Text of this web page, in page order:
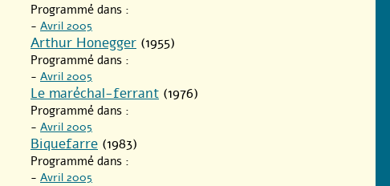
Programmé dans :
- Avril 2005
Arthur Honegger (1955)
Programmé dans :
- Avril 2005
Le maréchal-ferrant (1976)
Programmé dans :
- Avril 2005
Biquefarre (1983)
Programmé dans :
- Avril 2005